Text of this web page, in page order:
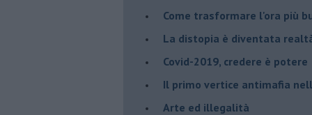
Come trasformare l'ora più
​La distopia è diventata
Covid-2019, credere è potere
Il primo vertice antimafia
Arte ed illegalità